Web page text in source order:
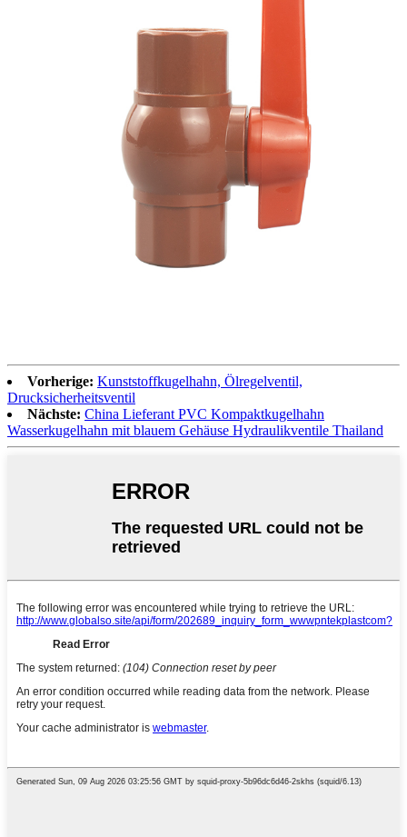
Vorherige: Kunststoffkugelhahn, Ölregelventil,
Drucksicherheitsventil
Nächste: China Lieferant PVC Kompaktkugelhahn
Wasserkugelhahn mit blauem Gehäuse Hydraulikventile Thailand